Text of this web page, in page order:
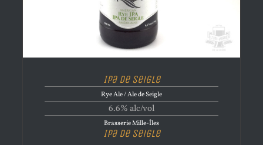
Ipa de Seigle
Rye Ale / Ale de Seigle
6.6% alc/vol
Brasserie Mille-Îles
Ipa de Seigle